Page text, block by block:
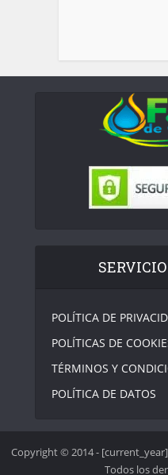
POLÍTICA DE
POLÍTICAS DE
TÉRMINOS Y
POLÍTICA DE DATOS
Copyright © 2014 - [current_year]
Todos los